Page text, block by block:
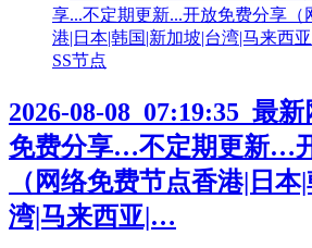
SS节点
2026-08-08_07:19:35_最
免费分享…不定期更新…
（网络免费节点香港|日
湾|马来西亚|…